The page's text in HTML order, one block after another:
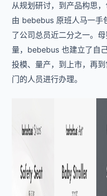
从规划研讨，到产品构思
由 bebebus 原班人马一手
了公司总员近二分之一。
量，bebebus 也建立了自
投模、量产，到上市，再
门的人员进行办理。